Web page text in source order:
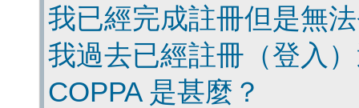
我已經完成註冊但是無
我過去已經註冊（登入
COPPA 是甚麼？